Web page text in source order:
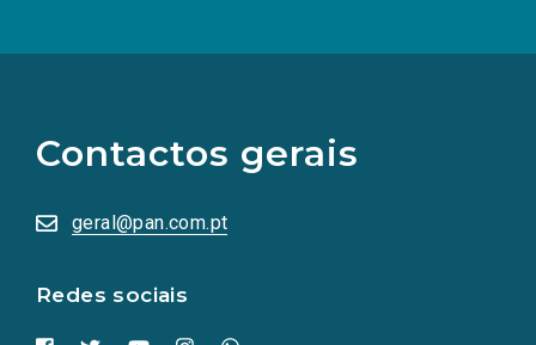
Contactos gerais
geral@pan.com.pt
Redes sociais
redes
sociais
numa
nova